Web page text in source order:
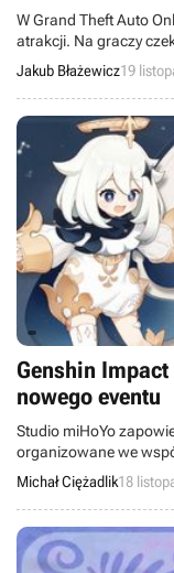
W Grand Theft Auto
atrakcji. Na graczy
nagrody za zadania w
The Trilogy - Definitive
Jakub Błażewicz19
Genshin Impact
nowego eventu
Studio miHoYo
organizowane we
m.in. skórka, której
restauracji KFC.
Michał Ciężadlik18